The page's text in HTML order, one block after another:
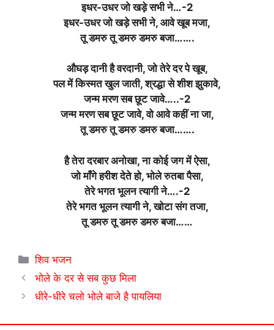
इधर-उधर जो खड़े सभी ने…-2
इधर-उधर जो खड़े सभी ने, आवे खूब मजा,
तू डमरु तू डमरु डमरु बजा…….
औघड़ दानी है वरदानी, जो तेरे दर पे खूब,
पल में किस्मत खुल जाती, श्रद्धा से शीश झुकावे,
जन्म मरण सब छूट जावे…..-2
जन्म मरण सब छूट जावे, वो आवे कहीं ना जा,
तू डमरु तू डमरु डमरु बजा…….
है तेरा दरबार अनोखा, ना कोई जग में ऐसा,
जो माँगे हरीश देते हो, भोले रुतबा पैसा,
तेरे भगत भूलन त्यागी ने….-2
तेरे भगत भूलन त्यागी ने, खोटा संग तजा,
तू डमरु तू डमरु डमरु बजा……
Categories
शिव भजन
भोले के दर से सब कुछ मिला
धीरे-धीरे चलो भोले बाजे है पायलिया